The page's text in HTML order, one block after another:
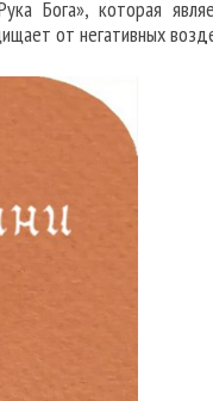
Бога», которая
от негативных